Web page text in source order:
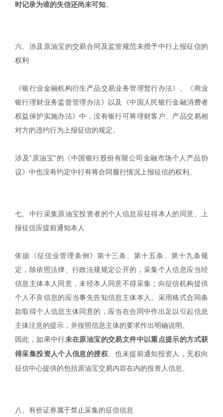
时记录为谁的失信还尚未可知。
六、涉及原油宝的交易合同及监管规范未授予中行上报征信的
权利
《银行业金融机构衍生产品交易业务管理暂行办法》、《商业
银行理财业务监督管理办法》以及《中国人民银行金融消费者
权益保护实施办法》中，没有银行可将理财客户、产品交易相
对方的违约行为上报征信的规定。
涉及“原油宝”的《中国银行股份有限公司金融市场个人产品协
议》中也没有约定中行有将合同履行情况上报征信的权利。
七、中行采集原油宝投资者的个人信息应征得本人的同意、上
报征信应提前通知本人
依据《征信业管理条例》第十三条、第十五条、第十九条规
定，除依照法律、行政法规规定公开的，采集个人信息应当经
信息主体本人同意，未经本人同意不得采集；向征信机构提供
个人不良信息的应当事先告知信息主体本人。采用格式合同条
款取得个人信息主体同意的，应当在合同中作出足以引起信息
主体注意的提示，并按照信息主体的要求作出明确说明。
因此，如果中行未在原油宝的交易文件中以重点提示的方式获
得采集投资人个人信息的授权 、也未提前通知投资人，无权向
征信中心提供的包括原油宝交易内容在内的投资人信息。
八、有价证券属于禁止采集的征信信息